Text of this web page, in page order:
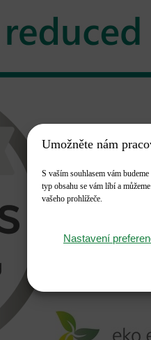
Umožněte nám
S vaším souhlasem vám
typ obsahu se vám líbí a
vašeho prohlížeče.
Nastavení